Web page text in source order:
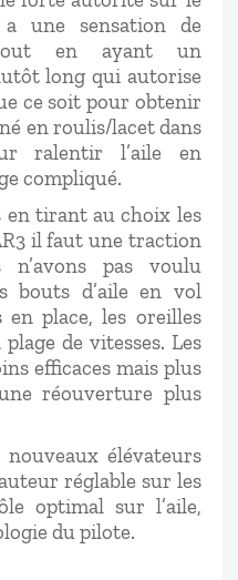
une sensation de
en ayant un
long qui autorise
ce soit pour obtenir
en roulis/lacet dans
ralentir l’aile en
compliqué.
en tirant au choix les
il faut une traction
pas voulu
bouts d’aile en vol
place, les oreilles
de vitesses. Les
efficaces mais plus
réouverture plus
élévateurs
réglable sur les
optimal sur l’aile,
du pilote.